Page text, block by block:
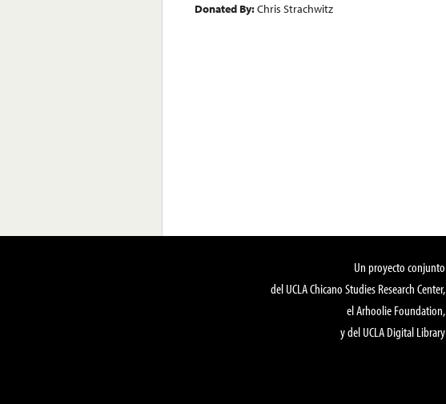
Donated By:Chris Strachwitz
Un proyecto conjunto
del UCLA Chicano Studies Research Center,
el Arhoolie Foundation,
y del UCLA Digital Library